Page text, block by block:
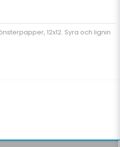
12x12. Syra och lignin